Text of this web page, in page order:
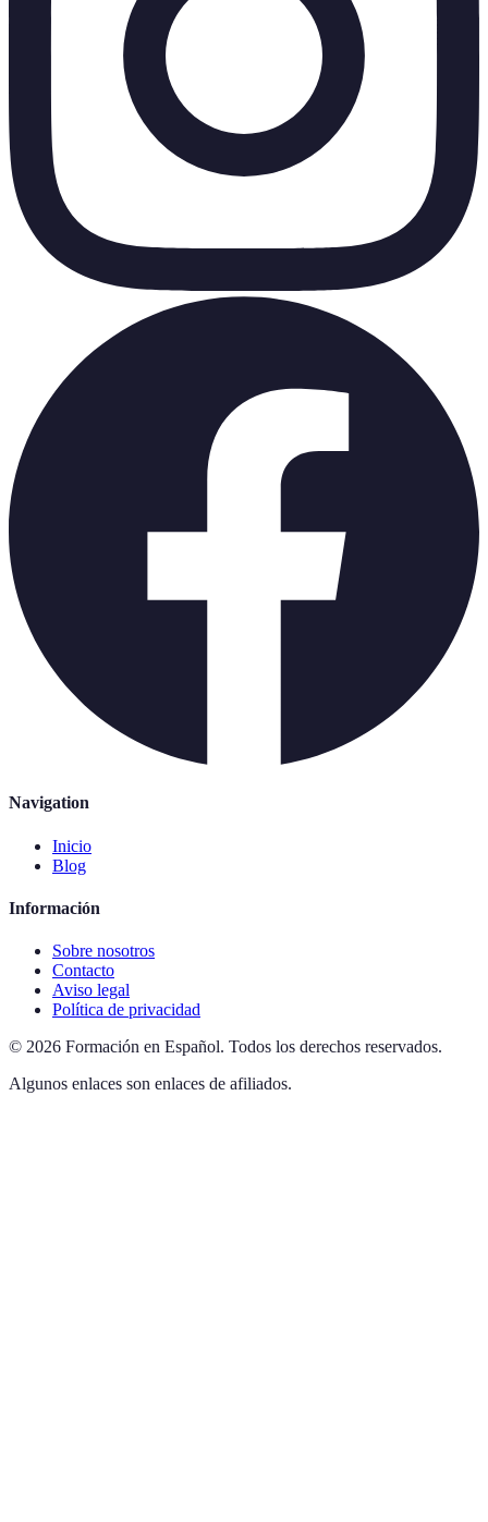
Navigation
Inicio
Blog
Información
Sobre nosotros
Contacto
Aviso legal
Política de privacidad
© 2026 Formación en Español. Todos los derechos reservados.
Algunos enlaces son enlaces de afiliados.